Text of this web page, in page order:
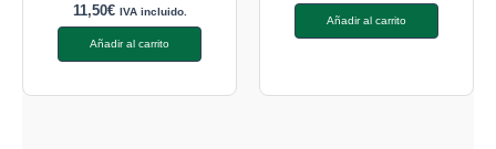
11,50€ IVA incluido.
Añadir al carrito
Añadir al carrito